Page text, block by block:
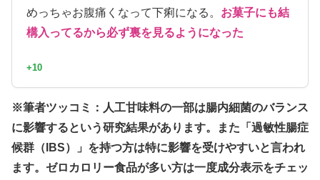
めっちゃお腹痛くなって下痢になる。 お菓子にも結
構入ってるから必ず裏を見るようになった
+10
※筆者ツッコミ：人工甘味料の一部は腸内細菌のバランス
に影響するという研究結果があります。また「過敏性腸症
候群（IBS）」を持つ方は特に影響を受けやすいと言われ
ます。ゼロカロリー食品が多い方は一度成分表示をチェッ